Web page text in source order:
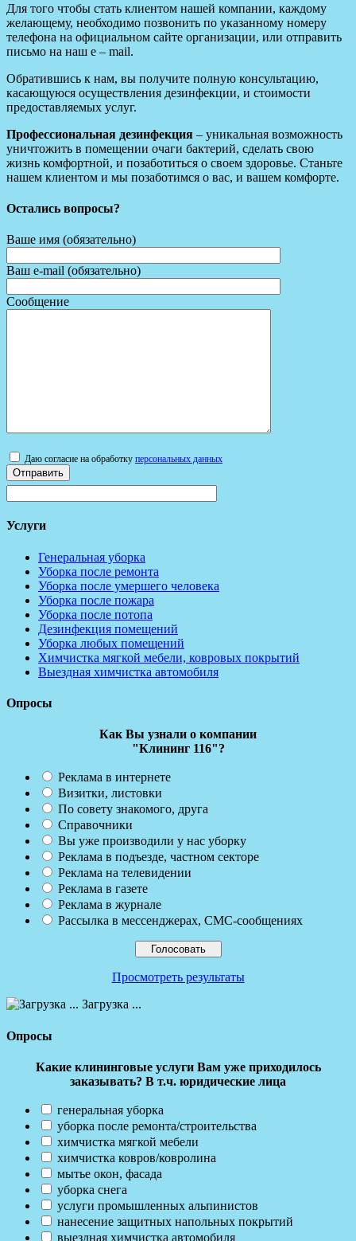
Для того чтобы стать клиентом нашей компании, каждому
желающему, необходимо позвонить по указанному номеру
телефона на официальном сайте организации, или отправить
письмо на наш e – mail.
Обратившись к нам, вы получите полную консультацию,
касающуюся осуществления дезинфекции, и стоимости
предоставляемых услуг.
Профессиональная дезинфекция – уникальная возможность
уничтожить в помещении очаги бактерий, сделать свою
жизнь комфортной, и позаботиться о своем здоровье. Станьте
нашем клиентом и мы позаботимся о вас, и вашем комфорте.
Остались вопросы?
Ваше имя (обязательно)
Ваш e-mail (обязательно)
Сообщение
Даю согласие на обработку персональных данных
Услуги
Генеральная уборка
Уборка после ремонта
Уборка после умершего человека
Уборка после пожара
Уборка после потопа
Дезинфекция помещений
Уборка любых помещений
Химчистка мягкой мебели, ковровых покрытий
Выездная химчистка автомобиля
Опросы
Как Вы узнали о компании
"Клининг 116"?
Реклама в интернете
Визитки, листовки
По совету знакомого, друга
Справочники
Вы уже производили у нас уборку
Реклама в подъезде, частном секторе
Реклама на телевидении
Реклама в газете
Реклама в журнале
Рассылка в мессенджерах, СМС-сообщениях
Просмотреть результаты
Загрузка ...
Опросы
Какие клининговые услуги Вам уже приходилось
заказывать? В т.ч. юридические лица
генеральная уборка
уборка после ремонта/строительства
химчистка мягкой мебели
химчистка ковров/ковролина
мытье окон, фасада
уборка снега
услуги промышленных альпинистов
нанесение защитных напольных покрытий
выездная химчистка автомобиля